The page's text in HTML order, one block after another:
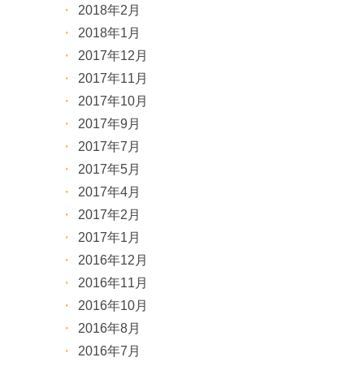
2018年2月
2018年1月
2017年12月
2017年11月
2017年10月
2017年9月
2017年7月
2017年5月
2017年4月
2017年2月
2017年1月
2016年12月
2016年11月
2016年10月
2016年8月
2016年7月